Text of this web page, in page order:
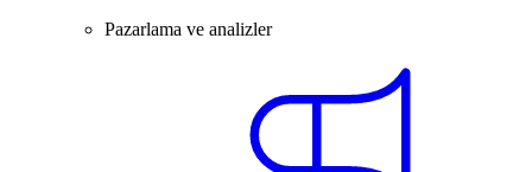
Pazarlama ve analizler